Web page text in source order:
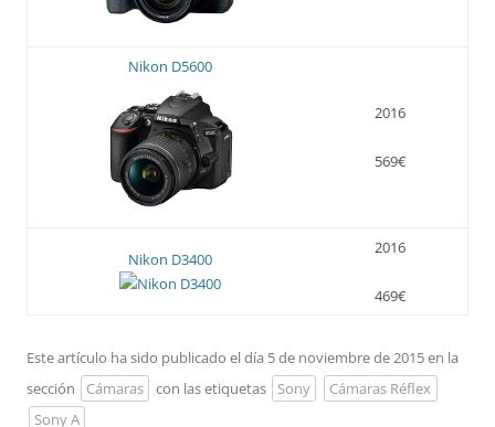
Nikon D5600
2016
569€
Nikon D3400
2016
469€
Este artículo ha sido publicado el día 5 de noviembre de 2015 en la
sección
Cámaras con las etiquetas Sony
Cámaras Réflex
Sony A